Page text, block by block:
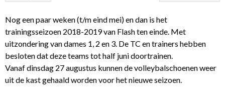
Nog een paar weken (t/m eind mei) en dan is het
trainingsseizoen 2018-2019 van Flash ten einde. Met
uitzondering van dames 1, 2 en 3. De TC en trainers hebben
besloten dat deze teams tot half juni doortrainen.
Vanaf dinsdag 27 augustus kunnen de volleybalschoenen weer
uit de kast gehaald worden voor het nieuwe seizoen.